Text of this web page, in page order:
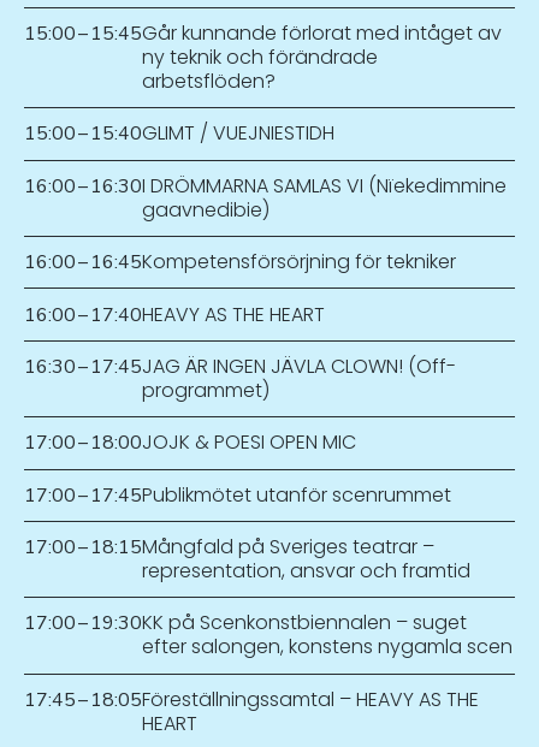
15:00–15:45Går kunnande förlorat med intåget av
ny teknik och förändrade
arbetsflöden?
15:00–15:40GLIMT / VUEJNIESTIDH
16:00–16:30I DRÖMMARNA SAMLAS VI (Nïekedimmine
gaavnedibie)
16:00–16:45Kompetensförsörjning för tekniker
16:00–17:40HEAVY AS THE HEART
16:30–17:45JAG ÄR INGEN JÄVLA CLOWN! (Off-
programmet)
17:00–18:00JOJK & POESI OPEN MIC
17:00–17:45Publikmötet utanför scenrummet
17:00–18:15Mångfald på Sveriges teatrar –
representation, ansvar och framtid
17:00–19:30KK på Scenkonstbiennalen – suget
efter salongen, konstens nygamla scen
17:45–18:05Föreställningssamtal – HEAVY AS THE
HEART